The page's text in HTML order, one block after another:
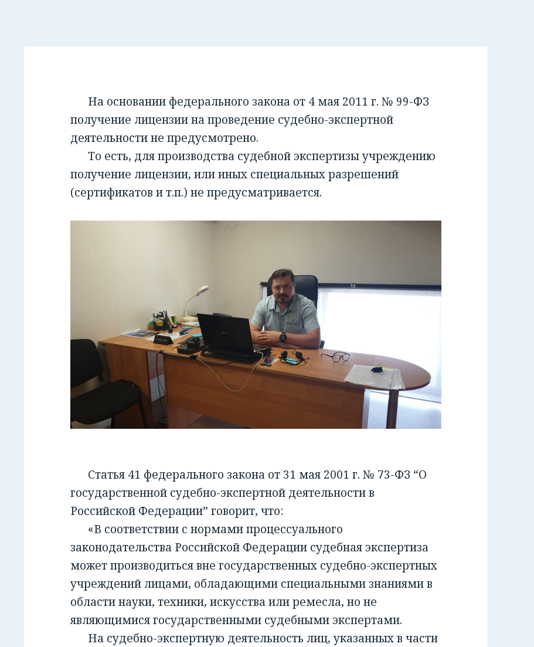
На основании федерального закона от 4 мая 2011 г. № 99-ФЗ
получение лицензии на проведение судебно-экспертной
деятельности не предусмотрено.
То есть, для производства судебной экспертизы учреждению
получение лицензии, или иных специальных разрешений
(сертификатов и т.п.) не предусматривается.
Статья 41 федерального закона от 31 мая 2001 г. № 73-ФЗ “О
государственной судебно-экспертной деятельности в
Российской Федерации” говорит, что:
«В соответствии с нормами процессуального
законодательства Российской Федерации судебная экспертиза
может производиться вне государственных судебно-экспертных
учреждений лицами, обладающими специальными знаниями в
области науки, техники, искусства или ремесла, но не
являющимися государственными судебными экспертами.
На судебно-экспертную деятельность лиц, указанных в части